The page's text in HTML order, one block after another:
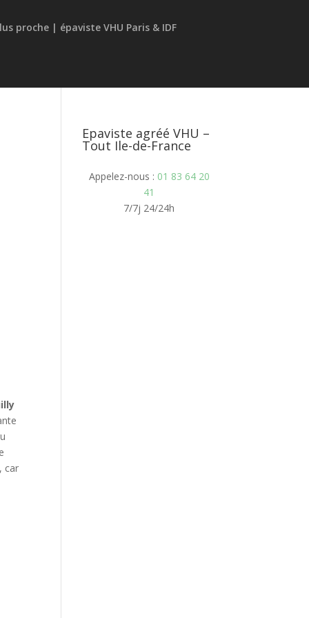
car
Epaviste agréé VHU –
Tout Ile-de-France
Appelez-nous : 01 83 64 20
41
7/7j 24/24h